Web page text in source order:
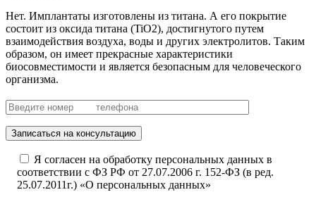
Нет. Имплантаты изготовлены из титана. А его покрытие
состоит из оксида титана (TiO2), достигнутого путем
взаимодействия воздуха, воды и других электролитов. Таким
образом, он имеет прекрасные характеристики
биосовместимости и является безопасным для человеческого
организма.
Записаться на консультацию
Я согласен на обработку персональных данных в
соответствии с ФЗ РФ от 27.07.2006 г. 152-ФЗ (в ред.
25.07.2011г.) «О персональных данных»